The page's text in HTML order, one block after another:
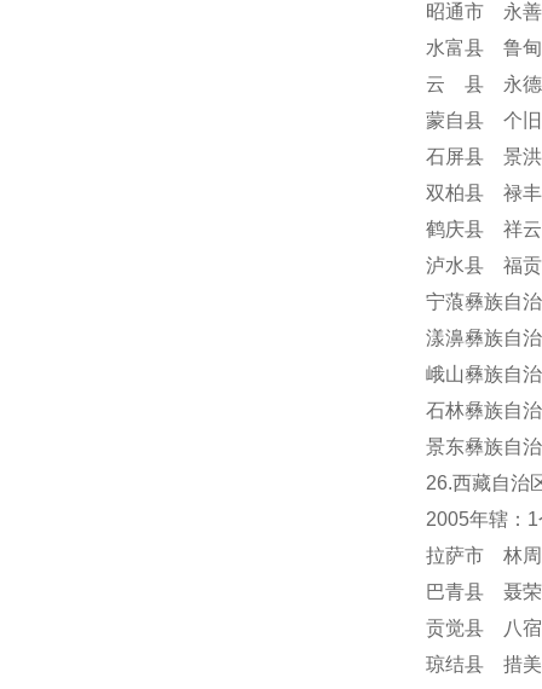
昭通市 永
水富县 鲁
云 县 永德
蒙自县 个
石屏县 景
双柏县 禄
鹤庆县 祥
泸水县 福
宁蒗彝族自
漾濞彝族自
峨山彝族自
石林彝族自
景东彝族自
26.西藏自治
2005年辖：
拉萨市 林
巴青县 聂
贡觉县 八
琼结县 措